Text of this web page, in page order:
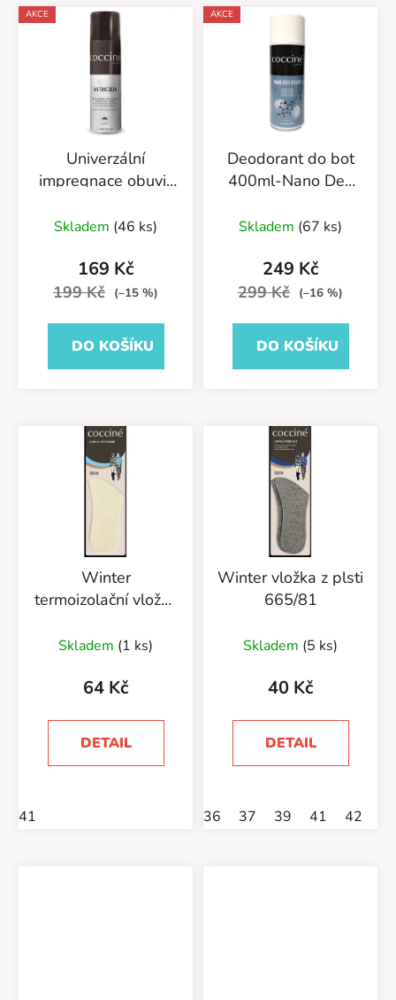
AKCE
Univerzální
impregnace obuvi-
55/58/250ML
Skladem (46 ks)
169 Kč
199 Kč (–15 %)
DO KOŠÍKU
AKCE
Deodorant do bot
400ml-Nano Deo
hodnocení
produktu
5
Skladem (67 ks)
249 Kč
299 Kč (–16 %)
DO KOŠÍKU
Winter
termoizolační vložka
Skladem (1 ks)
64 Kč
DETAIL
41
Winter vložka z plsti
665/81
Skladem (5 ks)
40 Kč
DETAIL
36 37 39 41 42